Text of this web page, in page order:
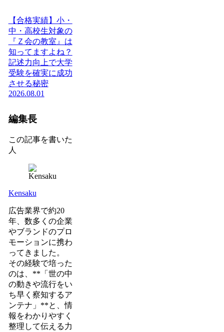
【合格実績】小・
中・高校生対象の
『Ｚ会の教室』は
知ってますよね？
記述力向上で大学
受験を確実に成功
させる秘密
2026.08.01
編集長
この記事を書いた
人
Kensaku
広告業界で約20
年、数多くの企業
やブランドのプロ
モーションに携わ
ってきました。
その経験で培った
のは、**「世の中
の動きや流行をい
ち早く察知するア
ンテナ」**と、情
報をわかりやすく
整理して伝える力